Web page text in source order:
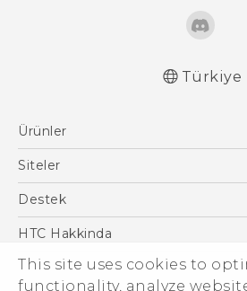
This site uses cookies to
functionality, analyze
Türk - Güvenlik
Türkiye
Ürünler
Akıllı Telefonlar
VIVE
Siteler
HTC Dev
Destek
Destek Merkezi
HTC Hakkinda
ESG